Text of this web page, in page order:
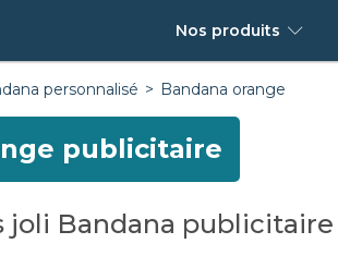
Nos produits
personnalisé Bandana orange
publicitaire
joli Bandana